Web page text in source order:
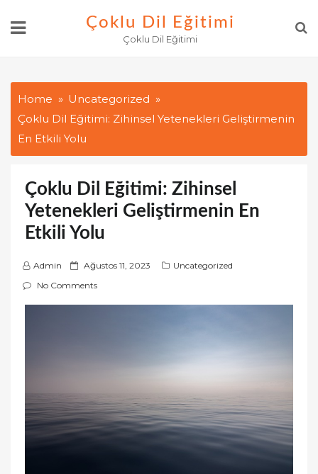
Çoklu Dil Eğitimi
Çoklu Dil Eğitimi
Home
Uncategorized
Çoklu Dil Eğitimi: Zihinsel Yetenekleri Geliştirmenin
En Etkili Yolu
Çoklu Dil Eğitimi: Zihinsel
Yetenekleri Geliştirmenin En
Etkili Yolu
Admin
P
o
Ağustos 11, 2023
Uncategorized
No Comments